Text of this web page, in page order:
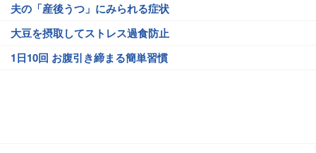
夫の「産後うつ」にみられる症状
大豆を摂取してストレス過食防止
1日10回 お腹引き締まる簡単習慣